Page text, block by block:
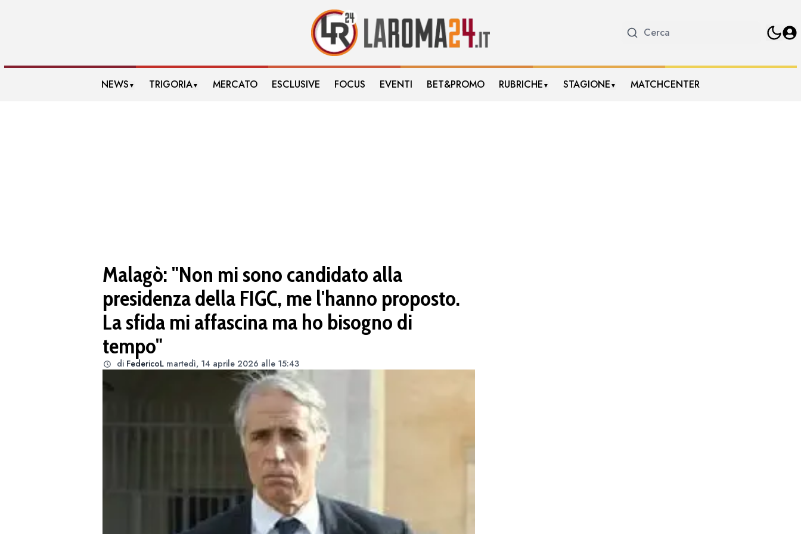
NEWS ▼ TRIGORIA▼ MERCATO ESCLUSIVE FOCUS EVENTI BET&PROMO RUBRICHE ▼ STAGIONE ▼ MATCHCENTER
Malagò: "Non mi sono candidato alla
presidenza della FIGC, me l'hanno proposto.
La sfida mi affascina ma ho bisogno di
tempo"
di FedericoL martedì, 14 aprile 2026 alle 15:43